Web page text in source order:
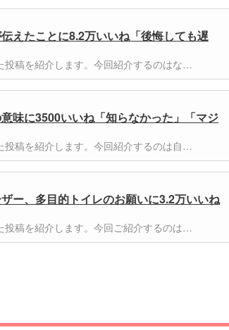
えたことに8.2万いいね「後悔しても遅
投稿を紹介します。今回紹介するのはな…
味に3500いいね「知らなかった」「マジ
投稿を紹介します。今回紹介するのは自…
ー、多目的トイレのお願いに3.2万いいね
投稿を紹介します。今回ご紹介するのは…